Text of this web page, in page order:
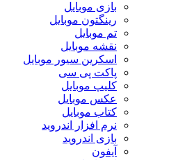
بازی موبایل
رینگتون موبایل
تم موبایل
نقشه موبایل
اسکرین سیور موبایل
پاکت پی سی
کلیپ موبایل
عکس موبایل
کتاب موبایل
نرم افزار اندروید
بازی اندروید
آیفون